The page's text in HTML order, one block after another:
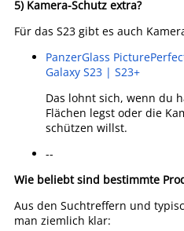
5) Kamera-Schutz extra?
Für das S23 gibt es auch
PanzerGlass
Galaxy S23 | S23+
Das lohnt sich, wenn du
Flächen legst oder die
schützen willst.
--
Wie beliebt sind bestimmte
Aus den Suchtreffern und
man ziemlich klar: